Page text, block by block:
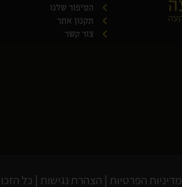
הסיפור שלנו
תקנון אתר
צור קשר
מדיניות הפרטיות | הצהרת נגישות | כל הזכויות